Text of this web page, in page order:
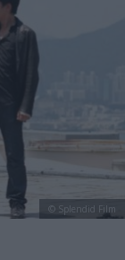
© Splendid Film